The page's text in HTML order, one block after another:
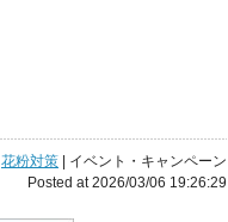
花粉対策 | イベント・キャンペーン
Posted at 2026/03/06 19:26:29